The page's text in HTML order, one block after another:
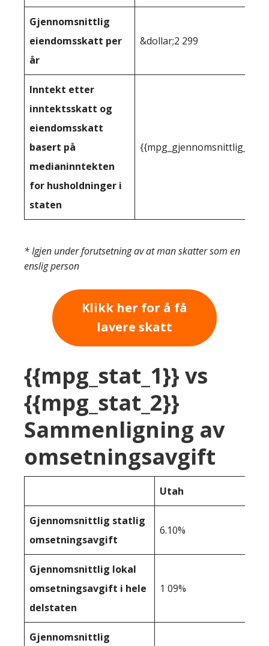
Gjennomsnittlig
eiendomsskatt per
år
&dollar;2 299
Inntekt etter
inntektsskatt og
eiendomsskatt
basert på
medianinntekten
for husholdninger i
staten
* Igjen under forutsetning av at man skatter som en
enslig person
Klikk her for å få
lavere skatt
{{mpg_stat_1}} vs
{{mpg_stat_2}}
Sammenligning av
omsetningsavgift
Utah
Gjennomsnittlig statlig
omsetningsavgift
6.10%
Gjennomsnittlig lokal
omsetningsavgift i hele
delstaten
1 09%
Gjennomsnittlig